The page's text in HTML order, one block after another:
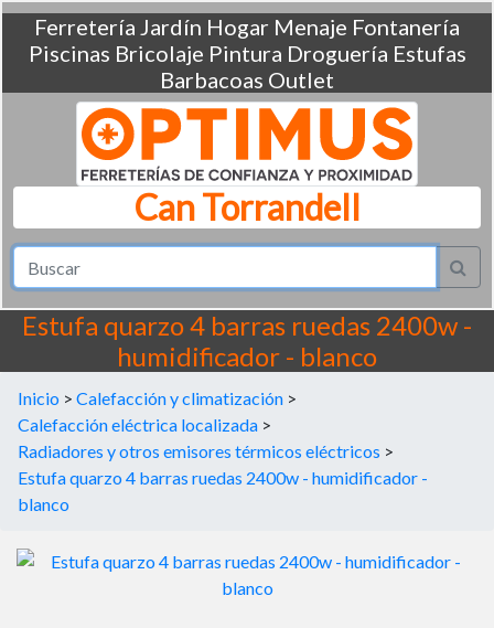
Ferretería Jardín Hogar Menaje Fontanería
Piscinas Bricolaje Pintura Droguería Estufas
Barbacoas Outlet
Can Torrandell
Estufa quarzo 4 barras ruedas 2400w -
humidificador - blanco
Inicio > Calefacción y climatización >
Calefacción eléctrica localizada >
Radiadores y otros emisores térmicos eléctricos >
Estufa quarzo 4 barras ruedas 2400w - humidificador -
blanco